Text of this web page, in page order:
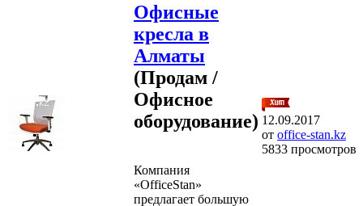
Офисные
кресла в
Алматы
(Продам /
Офисное
оборудование)
Компания
«OfficeStan»
предлагает большую
12.09.2017
от office-stan.kz
5833 просмотров